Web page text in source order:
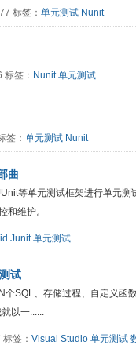
标签： 单元测试 Nunit
签： Nunit 单元测试
签： 单元测试 Nunit
曲
等单元测试框架进行单元
和维护。
Junit 单元测试
试
SQL、存储过程、自定义函
以一......
签： Visual Studio 单元测试